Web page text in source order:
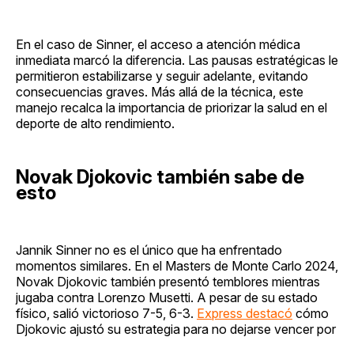
En el caso de Sinner, el acceso a atención médica
inmediata marcó la diferencia. Las pausas estratégicas le
permitieron estabilizarse y seguir adelante, evitando
consecuencias graves. Más allá de la técnica, este
manejo recalca la importancia de priorizar la salud en el
deporte de alto rendimiento.
Novak Djokovic también sabe de
esto
Jannik Sinner no es el único que ha enfrentado
momentos similares. En el Masters de Monte Carlo 2024,
Novak Djokovic también presentó temblores mientras
jugaba contra Lorenzo Musetti. A pesar de su estado
físico, salió victorioso 7-5, 6-3. Express destacó cómo
Djokovic ajustó su estrategia para no dejarse vencer por